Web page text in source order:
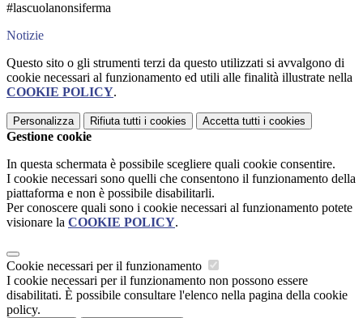
#lascuolanonsiferma
Notizie
Questo sito o gli strumenti terzi da questo utilizzati si avvalgono di
cookie necessari al funzionamento ed utili alle finalità illustrate nella
COOKIE POLICY.
Personalizza Rifiuta tutti i cookies Accetta tutti i cookies
Gestione cookie
In questa schermata è possibile scegliere quali cookie consentire.
I cookie necessari sono quelli che consentono il funzionamento della
piattaforma e non è possibile disabilitarli.
Per conoscere quali sono i cookie necessari al funzionamento potete
visionare la COOKIE POLICY.
Cookie necessari per il funzionamento
I cookie necessari per il funzionamento non possono essere
disabilitati. È possibile consultare l'elenco nella pagina della cookie
policy.